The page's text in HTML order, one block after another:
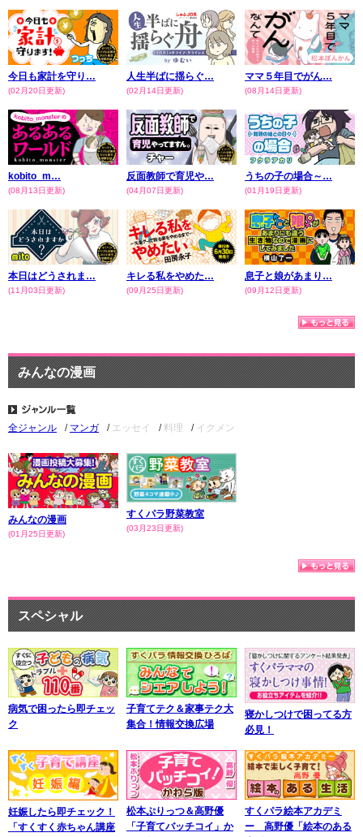
今日も家計を守り…
(02月20日更新)
人生半ばに揺らぐ…
(02月14日更新)
ママ５年目でがん…
(08月14日更新)
kobito_m…
(08月13日更新)
反面教師で育児や…
(04月07日更新)
うちの子の場合～…
(01月19日更新)
本日はどうされま…
(11月03日更新)
キレる私をやめた…
(09月25日更新)
息子と娘があまり…
(09月12日更新)
みんなの漫画
全ジャンル マンガ エッセイ 料理 イクメン
みんなの漫画
(01月25日更新)
すくパラ野菜教室
(03月23日更新)
スペシャル
病気で困ったら即チェッ
ク
子育てテク＆家事テク大
集合！情報交換広場
寝かしつけで困ってる方
必見！
妊娠したら即チェック！
「すくすく赤ちゃん講座
松本ぷりっつ＆高野優
「子育てバッチコイ」か
すくパラ絵本アカデミ
ー 高野優「絵本のある